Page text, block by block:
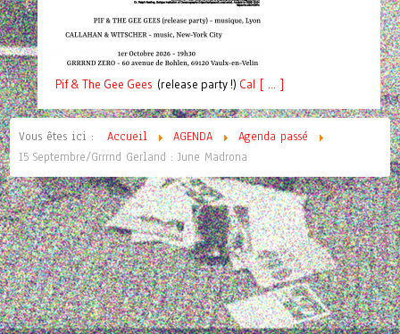
Pif& The Gee Gees (release party !) Cal [ ... ]
Vous êtes ici : Accueil AGENDA
Agenda passé
15 Septembre/Grrrnd Gerland : June Madrona